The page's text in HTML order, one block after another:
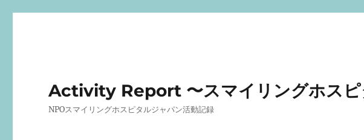
Activity Report 〜スマイリングホスピ
NPOスマイリングホスピタルジャパン活動記録